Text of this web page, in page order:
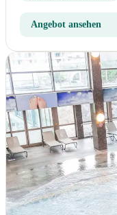
Angebot ansehen